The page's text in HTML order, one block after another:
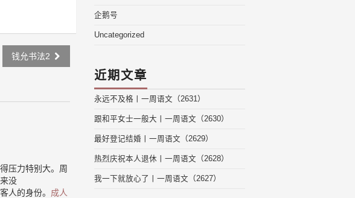
钱允书法2
压力特别大。周
没
人的身份。 成人
企鹅号
Uncategorized
近期文章
永远不及格丨一周语文（2631）
跟和平女士一般大丨一周语文（2630）
最好登记结婚丨一周语文（2629）
热烈庆祝本人退休丨一周语文（2628）
我一下就放心了丨一周语文（2627）